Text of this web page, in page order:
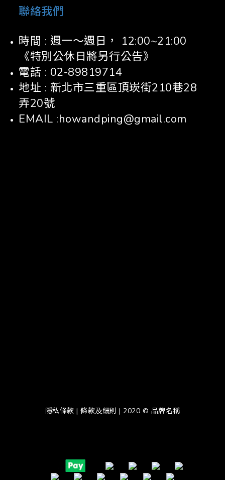
聯絡我們
時間 : 週一～週日， 12:00~21:00
《特別公休日將另行公告》
電話 : 02-89819714
地址 : 新北市三重區頂崁街210巷28
弄20號
EMAIL :howandping@gmail.com
隱私條款 | 條款及細則 | 2020 © 品牌名稱